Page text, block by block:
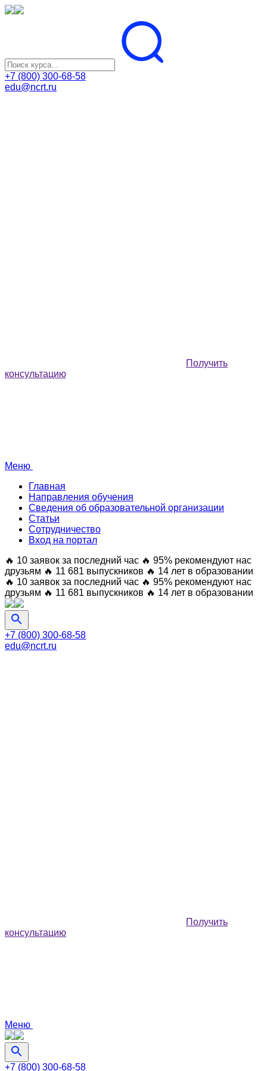
+7 (800) 300-68-58
edu@ncrt.ru
Получить
консультацию
Меню
Главная
Направления обучения
Сведения об образовательной организации
Статьи
Сотрудничество
Вход на портал
🔥 10 заявок за последний час 🔥 95% рекомендуют нас
друзьям 🔥 11 681 выпускников 🔥 14 лет в образовании
🔥 10 заявок за последний час 🔥 95% рекомендуют нас
друзьям 🔥 11 681 выпускников 🔥 14 лет в образовании
+7 (800) 300-68-58
edu@ncrt.ru
Получить
консультацию
Меню
+7 (800) 300-68-58